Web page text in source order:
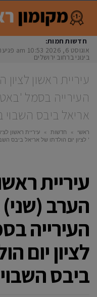
חדשות חמות:
אוגוסט 6, 2026
10:53 am
בינוני ברחוב ירושלים
עיריית ראשון
העירייה בסמל
אריאל ביבס השבוי
ראשי » חדשות »
עיריית ראשון
' לציון יום הולדתו של אריאל ביבס
עיריית
הערב (שני)
העירייה
לציון יום
ביבס